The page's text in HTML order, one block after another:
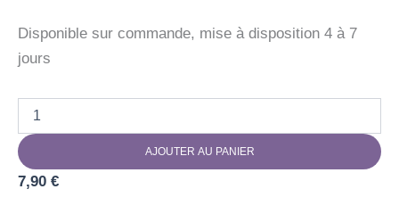
Disponible sur commande, mise à disposition 4 à 7
jours
CHERCHE
ET
TROUVE
AJOUTER AU PANIER
7,90 €